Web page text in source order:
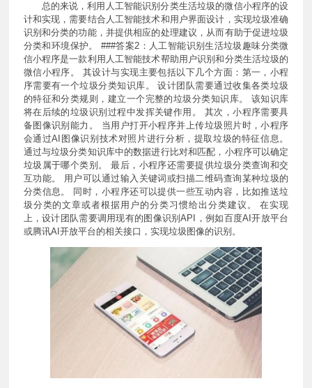
总的来说，利用人工智能识别分类生活垃圾的微信小程序的设
计和实现，需要结合人工智能技术和用户界面设计，实现垃圾准确
识别和分类的功能，并提供相应的处理建议，从而有助于促进垃圾
分类和环境保护。 ###答案2：人工智能识别生活垃圾趣味分类微
信小程序是一款利用人工智能技术帮助用户识别和分类生活垃圾的
微信小程序。 其设计与实现主要包括以下几个方面：第一，小程
序需要有一个垃圾分类知识库。 设计团队需要通过收集各类垃圾
的特征和分类规则，建立一个完整的垃圾分类知识库。 该知识库
将在后续的垃圾识别过程中发挥关键作用。 其次，小程序需要具
备图像识别能力。 当用户打开小程序并上传垃圾照片时，小程序
会通过AI图像识别技术对照片进行分析，提取垃圾的特征信息。
通过与垃圾分类知识库中的数据进行比对和匹配，小程序可以确定
垃圾属于哪个类别。 最后，小程序还需要提供垃圾分类查询和交
互功能。 用户可以通过输入关键词或扫描二维码查询某种垃圾的
分类信息。 同时，小程序还可以提供一些互动内容，比如推送垃
圾分类的文章或者根据用户的分类习惯给出分类建议。 在实现
上，设计团队需要调用现有的图像识别API，例如百度AI开放平台
或腾讯AI开放平台的相关接口，实现垃圾图像的识别。